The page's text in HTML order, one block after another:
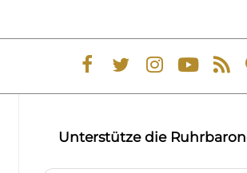
Unterstütze die